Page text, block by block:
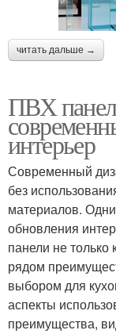
читать дальше →
ПВХ
интерьер
Современный
без
материалов.
обновления
панели не только
рядом
выбором для
аспекты
преимущества,